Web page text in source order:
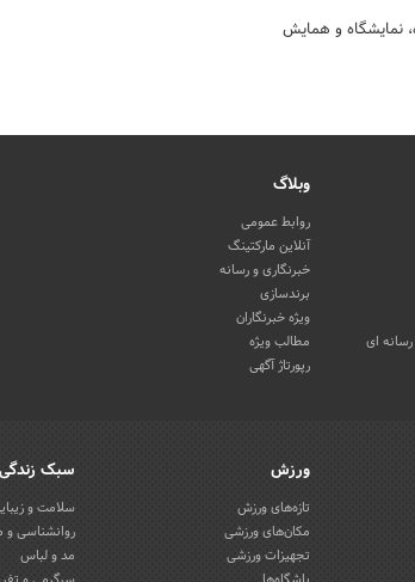
نمایشگاه و همایش
رسانه ای
وبلاگ
روابط عمومی
آنلاین مارکتینگ
خبرنگاری و رسانه
برندسازی
ویژه خبرنگاران
مطالب ویژه
رپورتاژ آگهی
ورزش
تازه‌های ورزش
مکان‌های ورزشی
تجهیزات ورزشی
سبک زندگی
سلامت و
روانشناسی و
مد و لباس